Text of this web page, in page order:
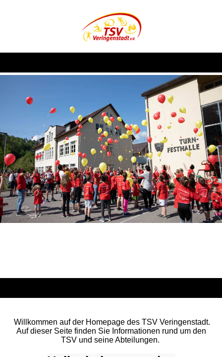
Willkommen auf der Homepage des TSV Veringenstadt.
Auf dieser Seite finden Sie Informationen rund um den
TSV und seine Abteilungen.